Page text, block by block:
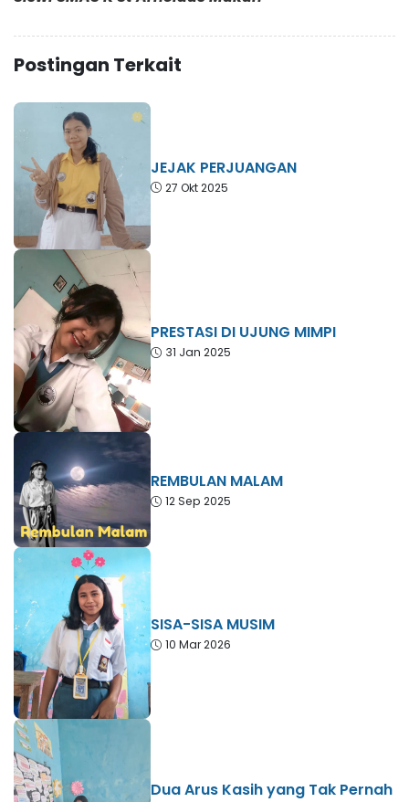
Postingan Terkait
JEJAK PERJUANGAN
27 Okt 2025
PRESTASI DI UJUNG MIMPI
31 Jan 2025
REMBULAN MALAM
12 Sep 2025
SISA-SISA MUSIM
10 Mar 2026
Dua Arus Kasih yang Tak Pernah